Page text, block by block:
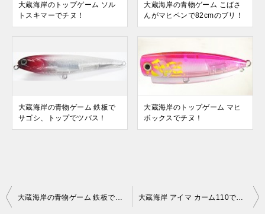
大蔵海岸のトップゲーム ソル
トスキマーでチヌ！
大蔵海岸の青物ゲーム こばさ
んがマヒペンで82cmのブリ！
大蔵海岸の青物ゲーム 鉄板で
サゴシ、トップでツバス！
大蔵海岸のトップゲーム マヒ
ボックスでチヌ！
投
大蔵海岸の青物ゲーム 鉄板でサゴシ、トップでツバス！ 大蔵海岸 アイマ カーム110でサヨリパターンのシーバス攻略！